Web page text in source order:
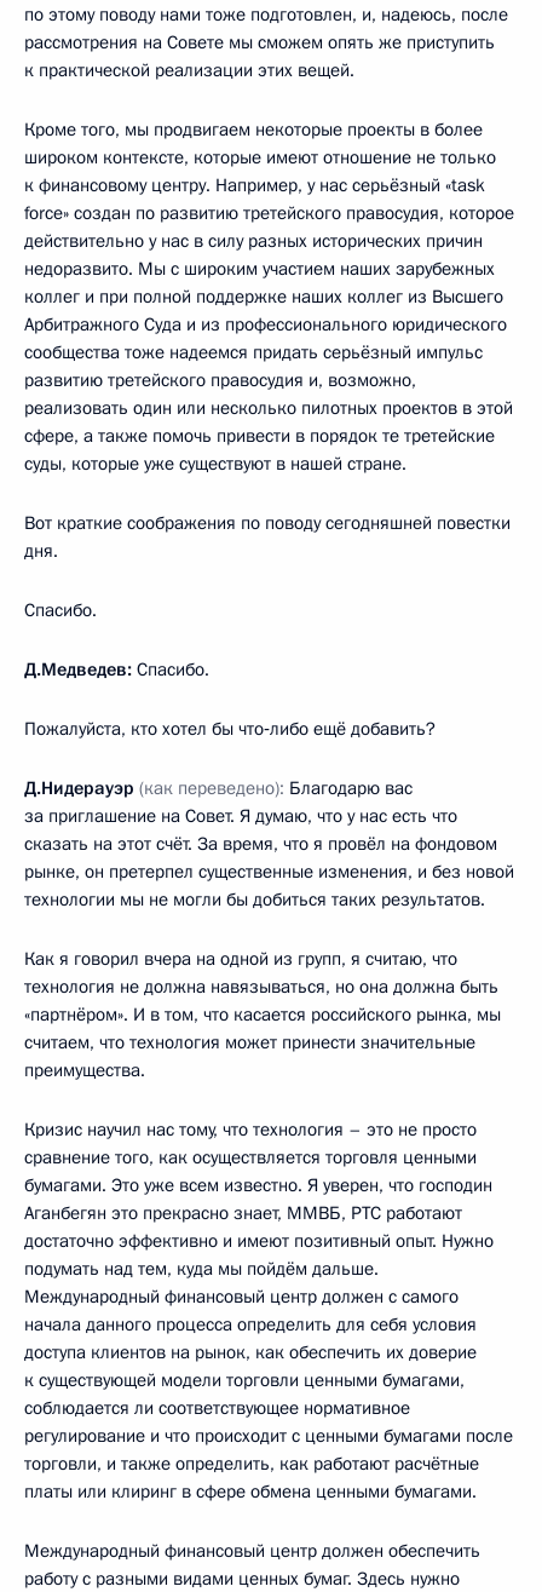
по этому поводу нами тоже подготовлен, и, надеюсь, после
рассмотрения на Совете мы сможем опять же приступить
к практической реализации этих вещей.
Кроме того, мы продвигаем некоторые проекты в более
широком контексте, которые имеют отношение не только
к финансовому центру. Например, у нас серьёзный «task
force» создан по развитию третейского правосудия, которое
действительно у нас в силу разных исторических причин
недоразвито. Мы с широким участием наших зарубежных
коллег и при полной поддержке наших коллег из Высшего
Арбитражного Суда и из профессионального юридического
сообщества тоже надеемся придать серьёзный импульс
развитию третейского правосудия и, возможно,
реализовать один или несколько пилотных проектов в этой
сфере, а также помочь привести в порядок те третейские
суды, которые уже существуют в нашей стране.
Вот краткие соображения по поводу сегодняшней повестки
дня.
Спасибо.
Д.Медведев: Спасибо.
Пожалуйста, кто хотел бы что‑либо ещё добавить?
Д.Нидерауэр (как переведено): Благодарю вас
за приглашение на Совет. Я думаю, что у нас есть что
сказать на этот счёт. За время, что я провёл на фондовом
рынке, он претерпел существенные изменения, и без новой
технологии мы не могли бы добиться таких результатов.
Как я говорил вчера на одной из групп, я считаю, что
технология не должна навязываться, но она должна быть
«партнёром». И в том, что касается российского рынка, мы
считаем, что технология может принести значительные
преимущества.
Кризис научил нас тому, что технология – это не просто
сравнение того, как осуществляется торговля ценными
бумагами. Это уже всем известно. Я уверен, что господин
Аганбегян это прекрасно знает, ММВБ, РТС работают
достаточно эффективно и имеют позитивный опыт. Нужно
подумать над тем, куда мы пойдём дальше.
Международный финансовый центр должен с самого
начала данного процесса определить для себя условия
доступа клиентов на рынок, как обеспечить их доверие
к существующей модели торговли ценными бумагами,
соблюдается ли соответствующее нормативное
регулирование и что происходит с ценными бумагами после
торговли, и также определить, как работают расчётные
платы или клиринг в сфере обмена ценными бумагами.
Международный финансовый центр должен обеспечить
работу с разными видами ценных бумаг. Здесь нужно